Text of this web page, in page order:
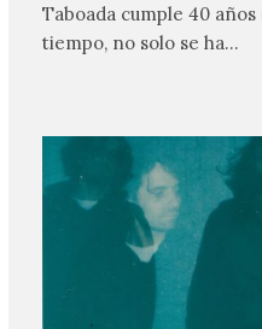
Taboada cumple 40
tiempo, no solo se ha…